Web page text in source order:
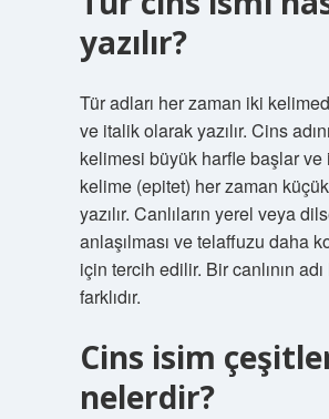
yazılır?
Tür adları her zaman iki
ve italik olarak yazılır. Cins
kelimesi büyük harfle başlar ve
kelime (epitet) her zaman
yazılır. Canlıların yerel veya
anlaşılması ve telaffuzu daha
için tercih edilir. Bir canlının
farklıdır.
Cins isim
nelerdir?